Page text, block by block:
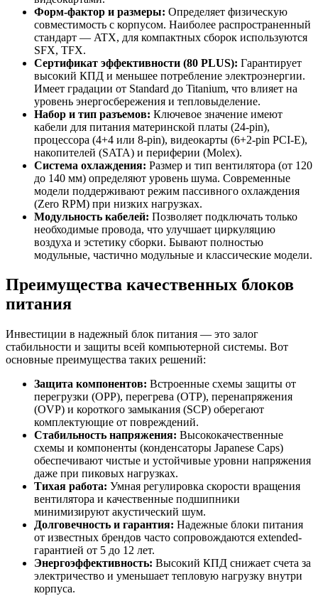
Форм-фактор и размеры: Определяет физическую
совместимость с корпусом. Наиболее распространенный
стандарт — ATX, для компактных сборок используются
SFX, TFX.
Сертификат эффективности (80 PLUS): Гарантирует
высокий КПД и меньшее потребление электроэнергии.
Имеет градации от Standard до Titanium, что влияет на
уровень энергосбережения и тепловыделение.
Набор и тип разъемов: Ключевое значение имеют
кабели для питания материнской платы (24-pin),
процессора (4+4 или 8-pin), видеокарты (6+2-pin PCI-E),
накопителей (SATA) и периферии (Molex).
Система охлаждения: Размер и тип вентилятора (от 120
до 140 мм) определяют уровень шума. Современные
модели поддерживают режим пассивного охлаждения
(Zero RPM) при низких нагрузках.
Модульность кабелей: Позволяет подключать только
необходимые провода, что улучшает циркуляцию
воздуха и эстетику сборки. Бывают полностью
модульные, частично модульные и классические модели.
Преимущества качественных блоков
питания
Инвестиции в надежный блок питания — это залог
стабильности и защиты всей компьютерной системы. Вот
основные преимущества таких решений:
Защита компонентов: Встроенные схемы защиты от
перегрузки (OPP), перегрева (OTP), перенапряжения
(OVP) и короткого замыкания (SCP) оберегают
комплектующие от повреждений.
Стабильность напряжения: Высококачественные
схемы и компоненты (конденсаторы Japanese Caps)
обеспечивают чистые и устойчивые уровни напряжения
даже при пиковых нагрузках.
Тихая работа: Умная регулировка скорости вращения
вентилятора и качественные подшипники
минимизируют акустический шум.
Долговечность и гарантия: Надежные блоки питания
от известных брендов часто сопровождаются extended-
гарантией от 5 до 12 лет.
Энергоэффективность: Высокий КПД снижает счета за
электричество и уменьшает тепловую нагрузку внутри
корпуса.